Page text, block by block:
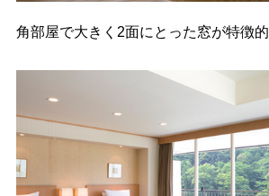
角部屋で大きく2面にとった窓が特徴的